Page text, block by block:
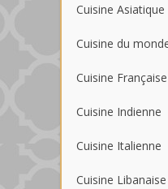
Cuisine Asiatique
Cuisine du
Cuisine Française
Cuisine Indienne
Cuisine Italienne
Cuisine